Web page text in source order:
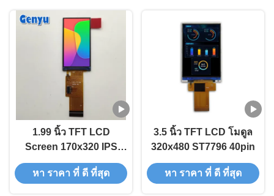
1.99 นิ้ว TFT LCD
Screen 170x320 IPS
NV3030
หา ราคา ที่ ดี ที่สุด
3.5 นิ้ว TFT LCD โมดูล
320x480 ST7796 40pin
หา ราคา ที่ ดี ที่สุด